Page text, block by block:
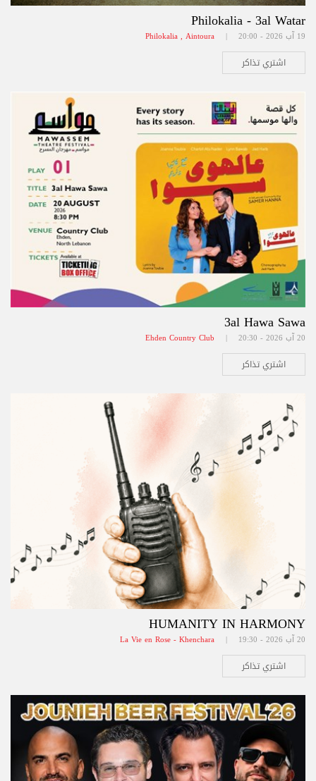
Philokalia - 3al Watar
19 آب 2026 - 20:00 | Philokalia , Aintoura
اشتري تذاكر
3al Hawa Sawa
20 آب 2026 - 20:30 | Ehden Country Club
اشتري تذاكر
HUMANITY IN HARMONY
20 آب 2026 - 19:30 | La Vie en Rose - Khenchara
اشتري تذاكر